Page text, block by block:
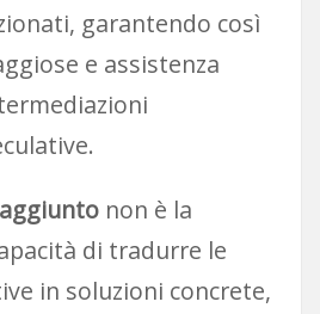
garantendo così
e assistenza
non è la
di tradurre le
in soluzioni concrete,